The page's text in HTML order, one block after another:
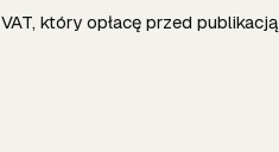
który opłacę przed publikacją